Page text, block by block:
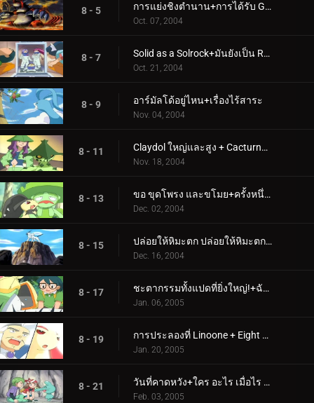
8 - 5 การแย่งชิงตำนาน+การได้รับ Groudon
Oct. 07, 2004
8 - 7 Solid as a Solrock+มันยังเป็น Rocket Roll สำหรับฉัน!
Oct. 21, 2004
8 - 9 อาร์มัลโด้อยู่ไหน+เรื่องไร้สาระ
Nov. 04, 2004
8 - 11 Claydol ใหญ่และสูง + Cacturne สำหรับสิ่งที่เลวร้ายกว่า
Nov. 18, 2004
8 - 13 ขอ ขุดโพรง และขโมย+ครั้งหนึ่งในมาไวล์
Dec. 02, 2004
8 - 15 ปล่อยให้หิมะตก ปล่อยให้หิมะตก ปล่อยให้มันพ่นจมูก!+ภัยพิบัติร้ายแรง!
Dec. 16, 2004
8 - 17 ชะตากรรมทั้งแปดที่ยิ่งใหญ่!+ฉันได้ยินเสียง Ralts หรือไม่?
Jan. 06, 2005
8 - 19 การประลองที่ Linoone + Eight ยังไม่เพียงพอ
Jan. 20, 2005
8 - 21 วันที่คาดหวัง+ใคร อะไร เมื่อไร ที่ไหน Wynaut?
Feb. 03, 2005